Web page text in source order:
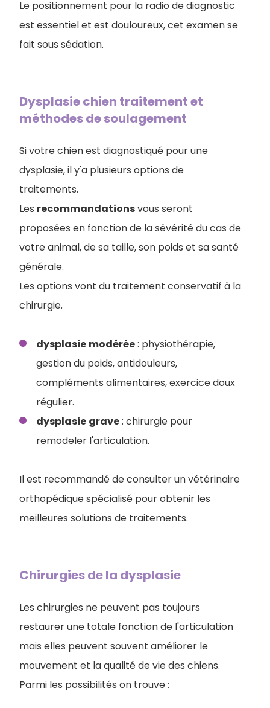
Le positionnement pour la radio de diagnostic
est essentiel et est douloureux, cet examen se
fait sous sédation.
Dysplasie chien traitement et
méthodes de soulagement
Si votre chien est diagnostiqué pour une
dysplasie, il y'a plusieurs options de
traitements.
Les recommandationsvous seront
proposées en fonction de la sévérité du cas de
votre animal, de sa taille, son poids et sa santé
générale.
Les options vont du traitement conservatif à la
chirurgie.
dysplasie modérée: physiothérapie,
gestion du poids, antidouleurs,
compléments alimentaires, exercice doux
régulier.
dysplasie grave: chirurgie pour
remodeler l'articulation.
Il est recommandé de consulter un vétérinaire
orthopédique spécialisé pour obtenir les
meilleures solutions de traitements.
Chirurgies de la dysplasie
Les chirurgies ne peuvent pas toujours
restaurer une totale fonction de l'articulation
mais elles peuvent souvent améliorer le
mouvement et la qualité de vie des chiens.
Parmi les possibilités on trouve :